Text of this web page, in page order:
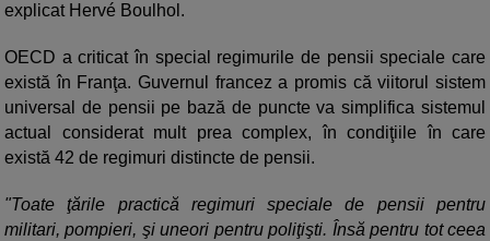
explicat Hervé Boulhol.
OECD a criticat în special regimurile de pensii speciale care
există în Franţa. Guvernul francez a promis că viitorul sistem
universal de pensii pe bază de puncte va simplifica sistemul
actual considerat mult prea complex, în condiţiile în care
există 42 de regimuri distincte de pensii.
"Toate ţările practică regimuri speciale de pensii pentru
militari, pompieri, şi uneori pentru poliţişti. Însă pentru tot ceea